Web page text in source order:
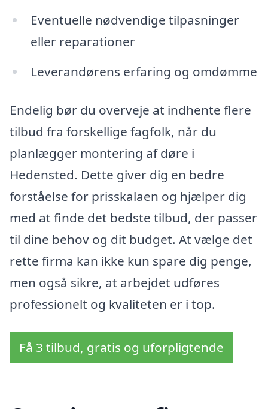
Eventuelle nødvendige tilpasninger
eller reparationer
Leverandørens erfaring og omdømme
Endelig bør du overveje at indhente flere
tilbud fra forskellige fagfolk, når du
planlægger montering af døre i
Hedensted. Dette giver dig en bedre
forståelse for prisskalaen og hjælper dig
med at finde det bedste tilbud, der passer
til dine behov og dit budget. At vælge det
rette firma kan ikke kun spare dig penge,
men også sikre, at arbejdet udføres
professionelt og kvaliteten er i top.
Få 3 tilbud, gratis og uforpligtende